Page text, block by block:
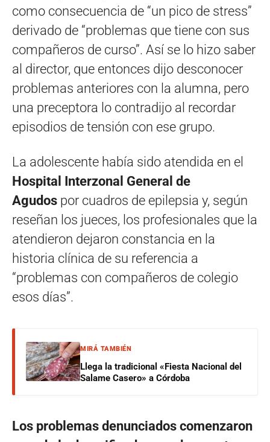
como consecuencia de “un pico de stress”
derivado de “problemas que tiene con sus
compañeros de curso”. Así se lo hizo saber
al director, que entonces dijo desconocer
problemas anteriores con la alumna, pero
una preceptora lo contradijo al recordar
episodios de tensión con ese grupo.
La adolescente había sido atendida en el
Hospital Interzonal General de
Agudos por cuadros de epilepsia y, según
reseñan los jueces, los profesionales que la
atendieron dejaron constancia en la
historia clínica de su referencia a
“problemas con compañeros de colegio
esos días”.
MIRÁ TAMBIÉN
Llega la tradicional «Fiesta Nacional del
Salame Casero» a Córdoba
Los problemas denunciados comenzaron